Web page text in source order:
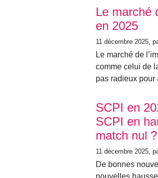
Le marché
en 2025
11 décembre 2025 ,
Le marché de
comme celui de
pas radieux pour
SCPI en
SCPI en
match nul ?
11 décembre 2025 ,
De bonnes
nouvelles